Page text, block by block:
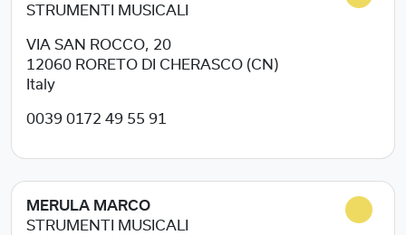
STRUMENTI MUSICALI
VIA SAN ROCCO, 20
12060 RORETO DI CHERASCO (CN)
Italy
0039 0172 49 55 91
MERULA MARCO
STRUMENTI MUSICALI